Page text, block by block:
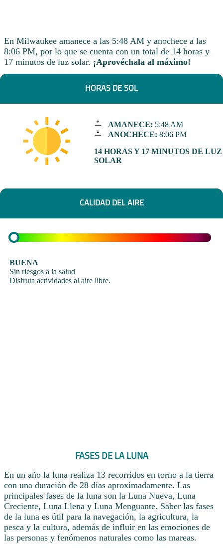
En Milwaukee amanece a las 5:48 AM y anochece a las
8:06 PM, por lo que se cuenta con un total de 14 horas y
17 minutos de luz solar. ¡Aprovéchala al máximo!
HORAS DE SOL
AMANECE: 5:48 AM
ANOCHECE: 8:06 PM
14 HORAS Y 17 MINUTOS DE LUZ
SOLAR
CALIDAD DEL AIRE
BUENA
Sin riesgos a la salud
Disfruta actividades al aire libre.
FASES DE LA LUNA
En un año la luna realiza 13 recorridos en torno a la tierra
con una duración de 28 días aproximadamente. Las
principales fases de la luna son la Luna Nueva, Luna
Creciente, Luna Llena y Luna Menguante. Saber las fases
de la luna es útil para la navegación, la agricultura, la
pesca y la cultura, además de influir en las emociones de
las personas y fenómenos naturales como las mareas.